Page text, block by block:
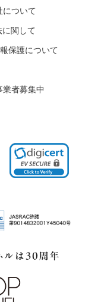
について
に関して
保護について
者募集中